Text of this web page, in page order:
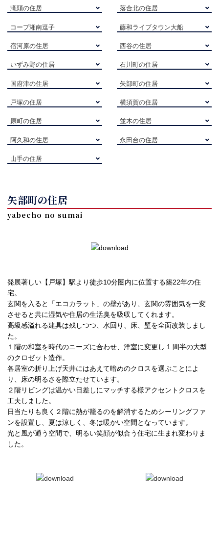
滝頭の住居 落合北の住居
コープ湘南逗子 藤和ライブタウン大船
宿河原の住居 西谷の住居
いずみ野の住居 石川町の住居
国府津の住居 矢部町の住居
戸塚の住居 横須賀の住居
原町の住居 並木の住居
阿久和の住居 永田台の住居
山手の住居
矢部町の住居
yabecho no sumai
発展著しい【戸塚】駅より徒歩10分圏内に位置する築22年の住
宅。
玄関を入ると「エコカラット」の壁があり、玄関の雰囲気を一変
させると共に湿気や住居の生活臭を吸収してくれます。
高級感溢れる建具は残しつつ、水回り、床、壁を全面改装しまし
た。
１階の和室を時代のニーズに合わせ、洋室に変更し 1 間半の大型
のクロゼット造作。
各居室の折り上げ天井にはあえて暗めのクロスを選ぶことによ
り、床の明るさを際立たせています。
２階リビングは温かい日差しにマッチする様アクセントクロスを
工夫しました。
日当たりも良く２階に熱が籠るのを解消するためシーリングファ
ンを設置し、夏は涼しく、冬は暖かい空間となっています。
光と風が通う空間で、明るい笑顔が似合う住宅に生まれ変わりま
した。